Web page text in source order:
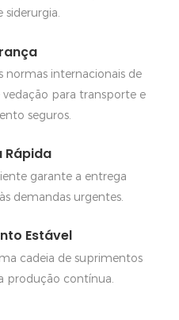
siderurgia.
internacionais de
para transporte e
seguros.
Rápida
garante a entrega
demandas urgentes.
Estável
cadeia de suprimentos
produção contínua.